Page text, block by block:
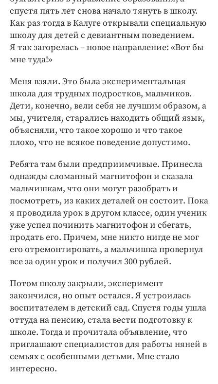
спустя пять лет снова начало тянуть в школу.
Как раз тогда в Калуге открывали специальную
школу для детей с девиантным поведением.
Я так загорелась – новое направление: «Вот бы
мне туда!»
Меня взяли. Это была экспериментальная
школа для трудных подростков, мальчиков.
Дети, конечно, вели себя не лучшим образом, а
мы, учителя, старались находить общий язык,
объясняли, что такое хорошо и что такое
плохо, что не всякое поведение допустимо.
Ребята там были предприимчивые. Принесла
однажды сломанный магнитофон и сказала
мальчишкам, что они могут разобрать и
посмотреть, из каких деталей он состоит. Пока
я проводила урок в другом классе, один ученик
уже успел починить магнитофон и сбегать,
продать его. Причем, мне никто нигде не мог
его отремонтировать, а мальчишка провернул
все за один урок и получил 300 рублей.
Потом школу закрыли, эксперимент
закончился, но опыт остался. Я устроилась
воспитателем в детский сад. Спустя годы ушла
оттуда на пенсию, стала вести подготовку к
школе. Тогда и прочитала объявление, что
приглашают специалистов для работы няней в
семьях с особенными детьми. Мне стало
интересно.